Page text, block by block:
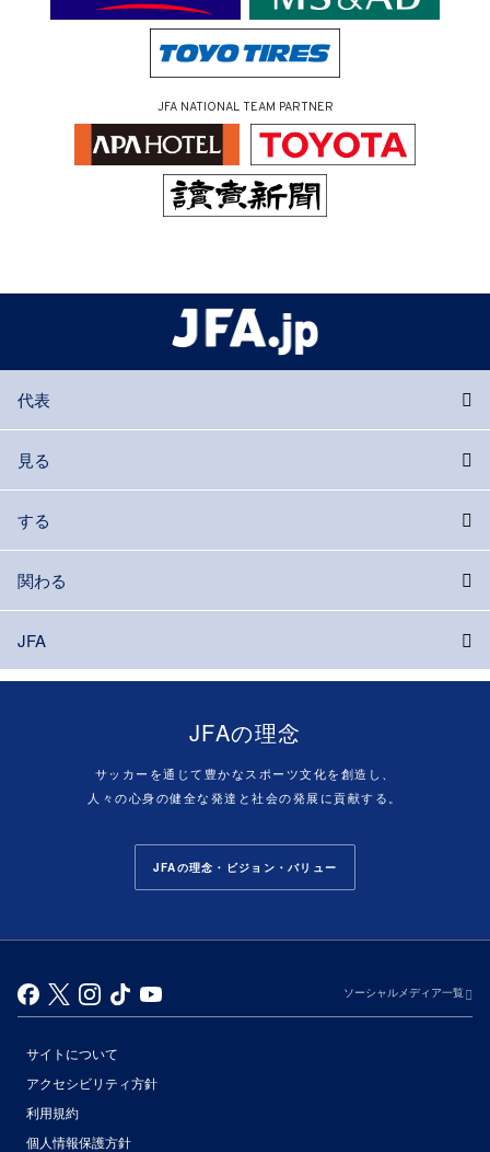
JFA NATIONAL TEAM PARTNER
代表
見る
する
関わる
JFA
JFAの理念
サッカーを通じて豊かなスポーツ文化を創造し、
人々の心身の健全な発達と社会の発展に貢献する。
JFAの理念・ビジョン・バリュー
ソーシャルメディア一覧
サイトについて
アクセシビリティ方針
利用規約
個人情報保護方針